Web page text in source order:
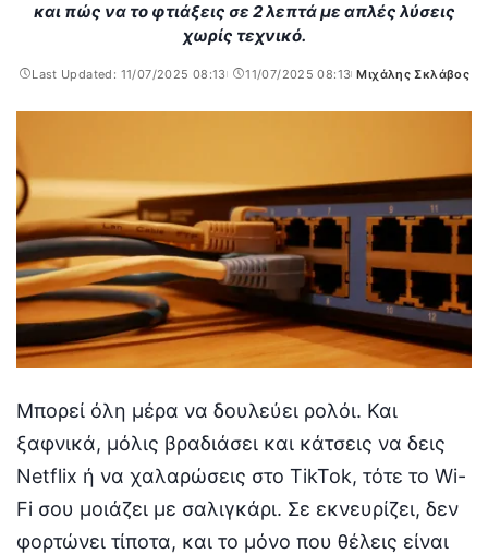
και πώς να το φτιάξεις σε 2 λεπτά με απλές λύσεις
χωρίς τεχνικό.
Last Updated: 11/07/2025 08:13 11/07/2025 08:13
Posted
Μιχάλης Σκλάβος
Μπορεί όλη μέρα να δουλεύει ρολόι. Και
ξαφνικά, μόλις βραδιάσει και κάτσεις να δεις
Netflix ή να χαλαρώσεις στο TikTok, τότε το Wi-
Fi σου μοιάζει με σαλιγκάρι. Σε εκνευρίζει, δεν
φορτώνει τίποτα, και το μόνο που θέλεις είναι